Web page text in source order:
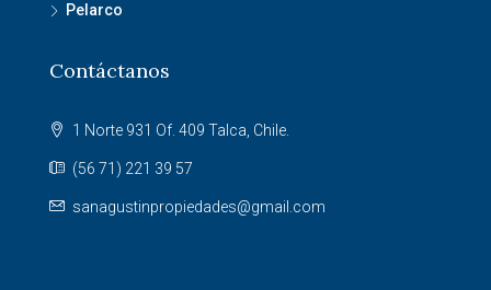
Pelarco
Contáctanos
1 Norte 931 Of. 409 Talca, Chile.
(56 71) 221 39 57
sanagustinpropiedades@gmail.com